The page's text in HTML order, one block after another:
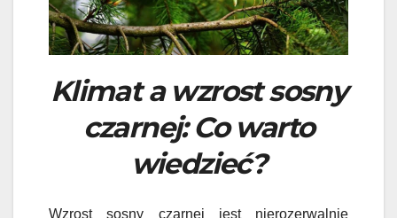
Klimat a wzrost sosny
czarnej: Co warto
wiedzieć?
Wzrost sosny czarnej jest nierozerwalnie